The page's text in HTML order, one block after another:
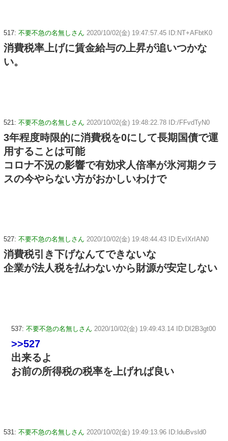
517: 不要不急の名無しさん 2020/10/02(金) 19:47:57.45 ID:NT+AFbtK0
消費税率上げに賃金給与の上昇が追いつかな
い。
521: 不要不急の名無しさん 2020/10/02(金) 19:48:22.78 ID:/FFvdTyN0
3年程度時限的に消費税を0にして長期国債で運
用することは可能
コロナ不況の影響で有効求人倍率が氷河期クラ
スの今やらない方がおかしいわけで
527: 不要不急の名無しさん 2020/10/02(金) 19:48:44.43 ID:EvIXrIAN0
消費税引き下げなんてできないな
企業が法人税を払わないから財源が安定しない
537: 不要不急の名無しさん 2020/10/02(金) 19:49:43.14 ID:DI2B3gt00
>>527
出来るよ
お前の所得税の税率を上げれば良い
531: 不要不急の名無しさん 2020/10/02(金) 19:49:13.96 ID:lduBvsld0